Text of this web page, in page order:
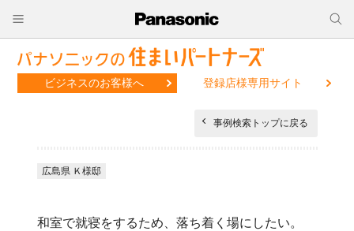
ビジネスのお客様へ 登録店様専用サイト
事例検索トップに戻る
広島県 Ｋ様邸
和室で就寝をするため、落ち着く場にしたい。